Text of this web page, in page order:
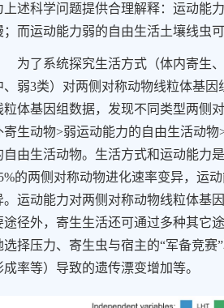
上述科学问题提供合理解释：运动能
；而运动能力弱的自由生活土壤线虫
为了系统探究生活方式（体内寄生
、弱3类）对两侧对称动物线粒体基
粒体基因组数据，发现不同类型两侧
寄生动物>弱运动能力的自由生活动物
自由生活动物。生活方式和运动能力
的两侧对称动物进化速率变异，运
。运动能力对两侧对称动物线粒体基
途径外，寄生生活还可通过多种其它
选择压力、寄生虫与宿主的“军备竞
成率等）导致的遗传漂变增加等。